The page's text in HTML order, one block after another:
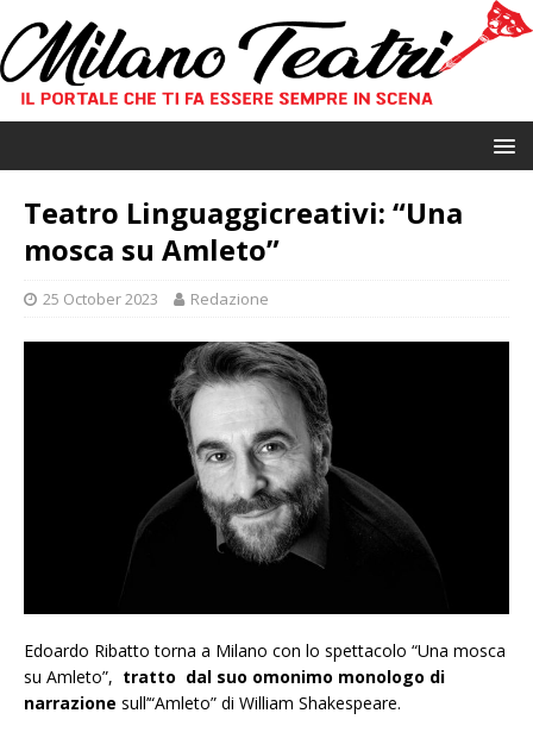
Teatro Linguaggicreativi: “Una
mosca su Amleto”
25 October 2023 Redazione
Edoardo Ribatto torna a Milano con lo spettacolo “Una mosca
su Amleto”, tratto dal suo omonimo monologo di
narrazione sull’“Amleto” di William Shakespeare.